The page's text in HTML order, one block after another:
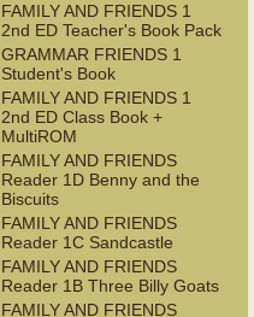
FAMILY AND FRIENDS 1
2nd ED Teacher's Book Pack
GRAMMAR FRIENDS 1
Student's Book
FAMILY AND FRIENDS 1
2nd ED Class Book +
MultiROM
FAMILY AND FRIENDS
Reader 1D Benny and the
Biscuits
FAMILY AND FRIENDS
Reader 1C Sandcastle
FAMILY AND FRIENDS
Reader 1B Three Billy Goats
FAMILY AND FRIENDS